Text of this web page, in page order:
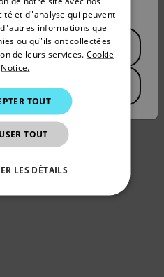
SPANISH
PORTUGUESE
KOREAN
JAPANESE
CHINESE
et d"analyse qui peuvent
informations que
ou qu"ils ont collectées
de leurs services. Cookie
Notice.
TOUT
TOUT
LES DÉTAILS
NÉCESSAIRES